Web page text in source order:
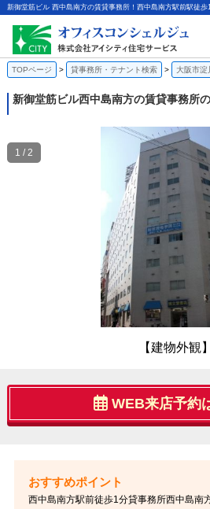
TOPページ 貸事務所・テナント検索 大阪市淀
新御堂筋ビル西中島南方の賃貸事務所
【建物外観】
1 / 2
WEB来店予約
西中島南方駅前徒歩1分貸事務所西中島南